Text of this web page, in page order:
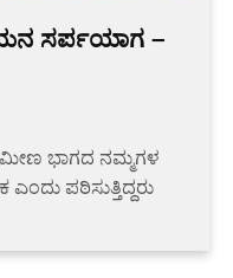
ಸರ್ಪಯಾಗ –
ಭಾಗದ ನಮ್ಮಗಳ
ಪಠಿಸುತ್ತಿದ್ದರು